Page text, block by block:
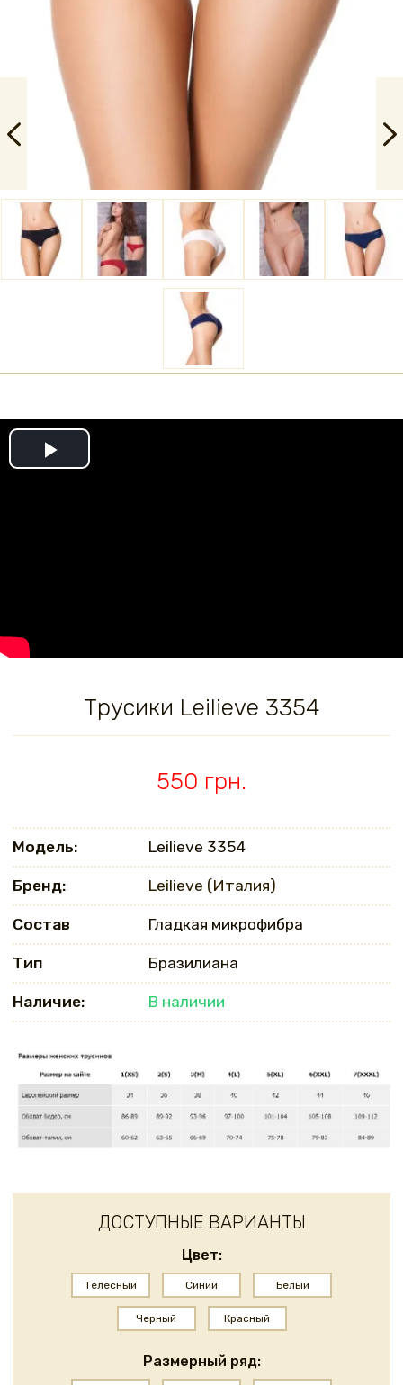
Play
Трусики Leilieve 3354
550 грн.
Модель: Leilieve 3354
Бренд: Leilieve (Италия)
Состав Гладкая микрофибра
Тип Бразилиана
Наличие: В наличии
ДОСТУПНЫЕ ВАРИАНТЫ
Цвет:
Телесный Синий Белый
Черный Красный
Размерный ряд: